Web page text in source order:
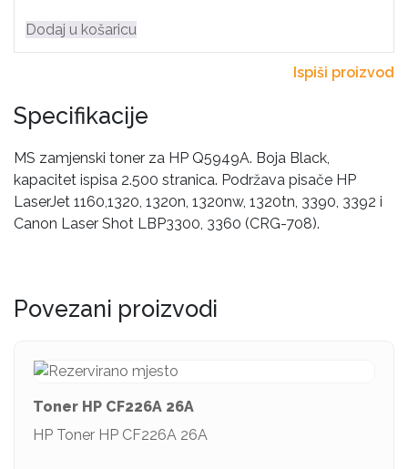
Dodaj u košaricu
Ispiši proizvod
Specifikacije
MS zamjenski toner za HP Q5949A. Boja Black,
kapacitet ispisa 2.500 stranica. Podržava pisače HP
LaserJet 1160,1320, 1320n, 1320nw, 1320tn, 3390, 3392 i
Canon Laser Shot LBP3300, 3360 (CRG-708).
Povezani proizvodi
Toner HP CF226A 26A
HP Toner HP CF226A 26A